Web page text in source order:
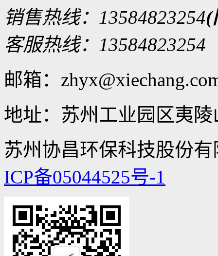
销售热线： 13584823254(
客服热线： 13584823254
邮箱：
地址：苏州工业园区夷陵
苏州协昌环保科技股份
ICP备05044525号-1